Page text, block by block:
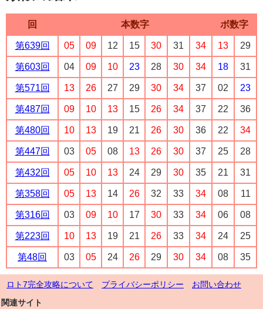
回 本数字 ボ数字
第639回 05 09 12 15 30 31 34 13 29
第603回 04 09 10 23 28 30 34 18 31
第571回 13 26 27 29 30 34 37 02 23
第487回 09 10 13 15 26 34 37 22 36
第480回 10 13 19 21 26 30 36 22 34
第447回 03 05 08 13 26 30 37 25 28
第432回 05 10 13 24 29 30 35 21 31
第358回 05 13 14 26 32 33 34 08 11
第316回 03 09 10 17 30 33 34 06 08
第223回 10 13 19 21 26 33 34 24 25
第48回 03 05 24 26 29 30 34 08 35
ロト7完全攻略について プライバシーポリシー
お問い合わせ
関連サイト